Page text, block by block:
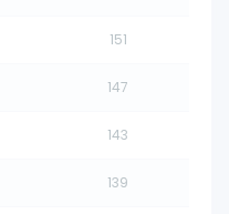
151
147
143
139